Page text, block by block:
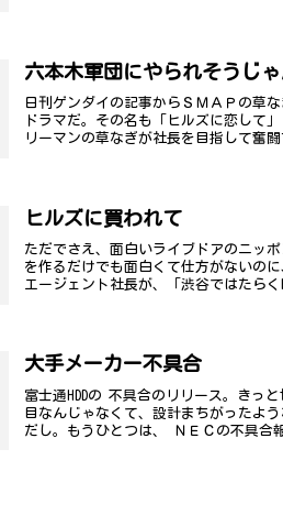
六本木軍団にやられそうじ
日刊ゲンダイの記事からＳＭＡＰの草
ドラマだ。その名も「ヒルズに恋して
リーマンの草なぎが社長を目指して奮
ヒルズに買われて
ただでさえ、面白いライブドアのニッ
を作るだけでも面白くて仕方がないの
エージェント社長が、「渋谷ではたら
大手メーカー不具合
富士通HDDの 不具合のリリース。きっ
目なんじゃなくて、設計まちがったよ
だし。もうひとつは、 ＮＥＣの不具合